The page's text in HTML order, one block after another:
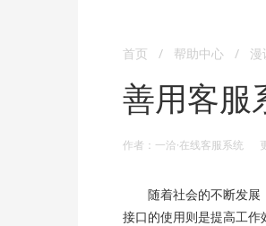
首页 / 帮助中心 / 漫
善用客服
作者：一洽·在线客服系统
随着社会的不断发展，
接口的使用则是提高工作